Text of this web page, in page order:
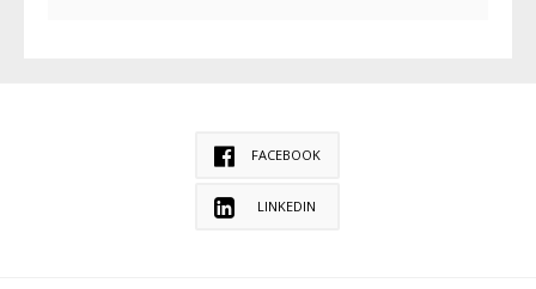
FACEBOOK
LINKEDIN